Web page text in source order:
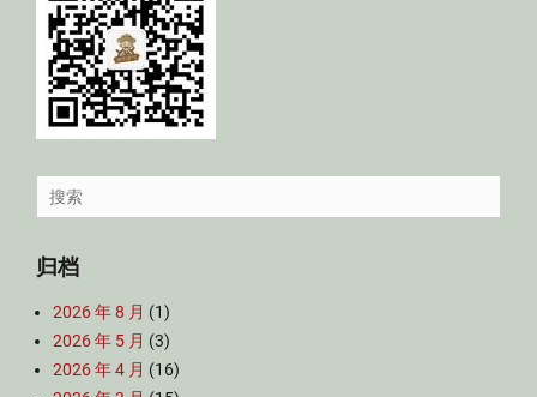
Search
for:
归档
2026 年 8 月 (1)
2026 年 5 月 (3)
2026 年 4 月 (16)